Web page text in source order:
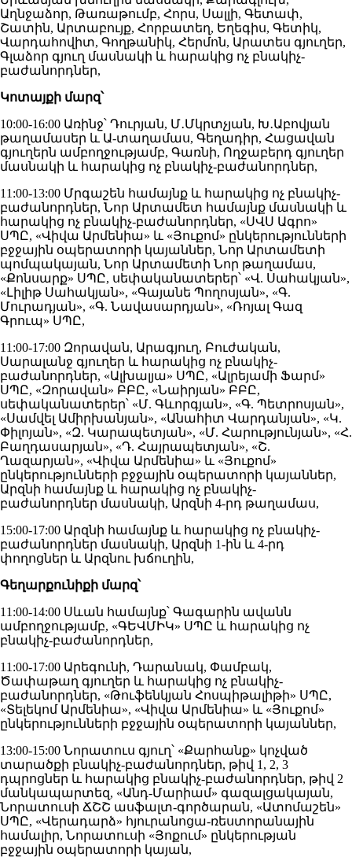
Աղնջաձոր, Թառաթումբ, Հորս, Սալլի, Գետափ,
Շատին, Արտաբույք, Հորբատեղ, Եղեգիս, Գետիկ,
Վարդահովիտ, Գողթանիկ, Հերմոն, Արատես գյուղեր,
Գլաձոր գյուղ մասնակի և հարակից ոչ բնակիչ-
բաժանորդներ,
Կոտայքի մարզ՝
10:00-16:00 Առինջ՝ Դուրյան, Մ․Մկրտչյան, Խ․Աբովյան
թաղամասեր և Ա-տաղամաս, Գեղադիր, Հացավան
գյուղերն ամբողջությամբ, Գառնի, Ողջաբերդ գյուղեր
մասնակի և հարակից ոչ բնակիչ-բաժանորդներ,
11:00-13:00 Մրգաշեն համայնք և հարակից ոչ բնակիչ-
բաժանորդներ, Նոր Արտամետ համայնք մասնակի և
հարակից ոչ բնակիչ-բաժանորդներ, «ՍՎՍ Ագրո»
ՍՊԸ, «Վիվա Արմենիա» և «Յուքոմ» ընկերությունների
բջջային օպերատորի կայաններ, Նոր Արտամետի
պոմպակայան, Նոր Արտամետի Նոր թաղամաս,
«Քոնսարք» ՍՊԸ, սեփականատերեր՝ «Վ. Սահակյան»,
«Լիլիթ Սահակյան», «Գայանե Պողոսյան», «Գ.
Մուրադյան», «Գ. Նավասարդյան», «Ռոյալ Գազ
Գրուպ» ՍՊԸ,
11:00-17:00 Զորավան, Արագյուղ, Բուժական,
Սարալանջ գյուղեր և հարակից ոչ բնակիչ-
բաժանորդներ, «Ալխալյա» ՍՊԸ, «Ալրեյամի Ֆարմ»
ՍՊԸ, «Զորավան» ԲԲԸ, «Նաիրյան» ԲԲԸ,
սեփականատերեր՝ «Մ. Գևորգյան», «Գ. Պետրոսյան»,
«Սամվել Ամիրխանյան», «Անահիտ Վարդանյան», «Կ.
Փիլոյան», «Զ. Կարապետյան», «Մ. Հարությունյան», «Հ.
Բաղդասարյան», «Դ. Հայրապետյան», «Շ.
Ղազարյան», «Վիվա Արմենիա» և «Յուքոմ»
ընկերությունների բջջային օպերատորի կայաններ,
Արզնի համայնք և հարակից ոչ բնակիչ-
բաժանորդներ մասնակի, Արզնի 4-րդ թաղամաս,
15:00-17:00 Արզնի համայնք և հարակից ոչ բնակիչ-
բաժանորդներ մասնակի, Արզնի 1-ին և 4-րդ
փողոցներ և Արզնու խճուղին,
Գեղարքունիքի մարզ՝
11:00-14:00 Սևան համայնք՝ Գագարին ավանն
ամբողջությամբ, «ԳԵՎՄԻԿ» ՍՊԸ և հարակից ոչ
բնակիչ-բաժանորդներ,
11:00-17:00 Արեգունի, Դարանակ, Փամբակ,
Ծափաթաղ գյուղեր և հարակից ոչ բնակիչ-
բաժանորդներ, «Թուֆենկյան Հոսպիթալիթի» ՍՊԸ,
«Տելեկոմ Արմենիա», «Վիվա Արմենիա» և «Յուքոմ»
ընկերությունների բջջային օպերատորի կայաններ,
13:00-15:00 Նորատուս գյուղ՝ «Քարհանք» կոչված
տարածքի բնակիչ-բաժանորդներ, թիվ 1, 2, 3
դպրոցներ և հարակից բնակիչ-բաժանորդներ, թիվ 2
մանկապարտեզ, «Անդ-Մարիամ» գազալցակայան,
Նորատուսի ՃՇՇ ասֆալտ-գործարան, «Ատոմաշեն»
ՍՊԸ, «Վերադարձ» հյուրանոցա-ռեստորանային
համալիր, Նորատուսի «Յոքում» ընկերության
բջջային օպերատորի կայան,